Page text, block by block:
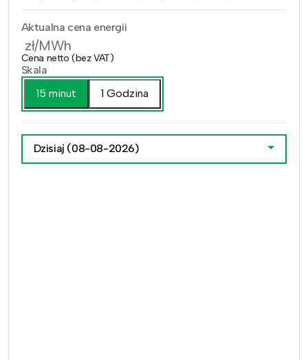
Aktualna cena energii
zł/MWh
Cena netto (bez VAT)
Skala
15 minut
1 Godzina
Dzisiaj (08-08-2026)